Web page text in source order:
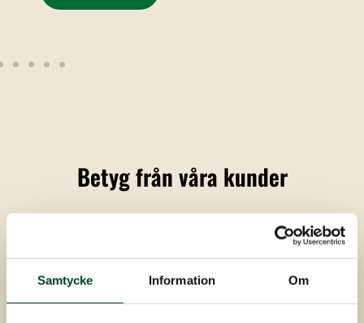
Samtycke Information Om
Betyg från våra kunder
Baserat på 188 recensioner
powered byGo